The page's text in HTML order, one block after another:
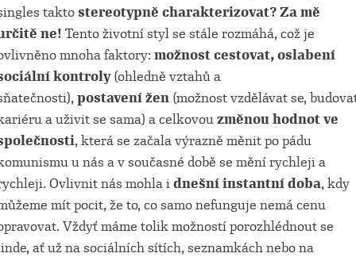
taktostereotypně charakterizovat? Za mě
ne! Tento životní styl se stále rozmáhá, což je
mnoha faktory: možnost cestovat, oslabení
kontroly(ohledně vztahů a
postavení žen (možnost vzdělávat se,
a uživit se sama) a celkovouzměnou hodnot ve
, která se začala výrazně měnit po pádu
u nás a v současné době se mění rychleji a
Ovlivnit nás mohla idnešní instantní doba, kdy
mít pocit, že to, co samo nefunguje nemá cenu
Vždyť máme tolik možností porozhlédnout se
ať už na sociálních sítích, seznamkách nebo na